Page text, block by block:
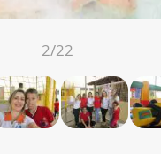
2/22